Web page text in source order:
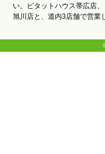
い。ピタットハウス帯広店
旭川店と、道内3店舗で営業